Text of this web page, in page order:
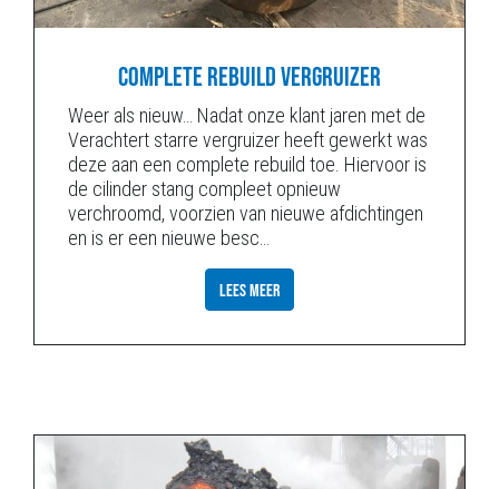
COMPLETE REBUILD VERGRUIZER
Weer als nieuw… Nadat onze klant jaren met de
Verachtert starre vergruizer heeft gewerkt was
deze aan een complete rebuild toe. Hiervoor is
de cilinder stang compleet opnieuw
verchroomd, voorzien van nieuwe afdichtingen
en is er een nieuwe besc
LEES MEER